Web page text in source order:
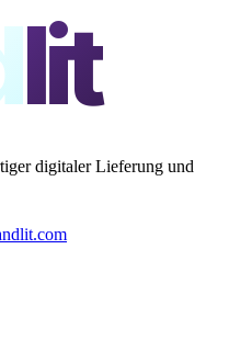
lit
digitaler Lieferung und